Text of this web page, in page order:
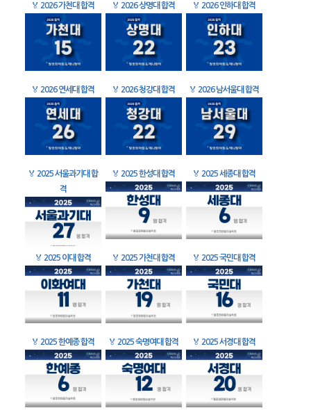
🏅 2026 가천대 합격 🏅 2026 상명대 합격 🏅 2026 인하대 합격
🏅 2026 연세대 합격 🏅 2026 청강대 합격 🏅 2026 남서울대 합격
🏅 2025 서울과기대 합
격
🏅 2025 한성대 합격 🏅 2025 세종대 합격
🏅 2025 이대 합격 🏅 2025 가천대 합격 🏅 2025 국민대 합격
🏅 2025 한예종 합격 🏅 2025 숙명여대 합격 🏅 2025 서경대 합격